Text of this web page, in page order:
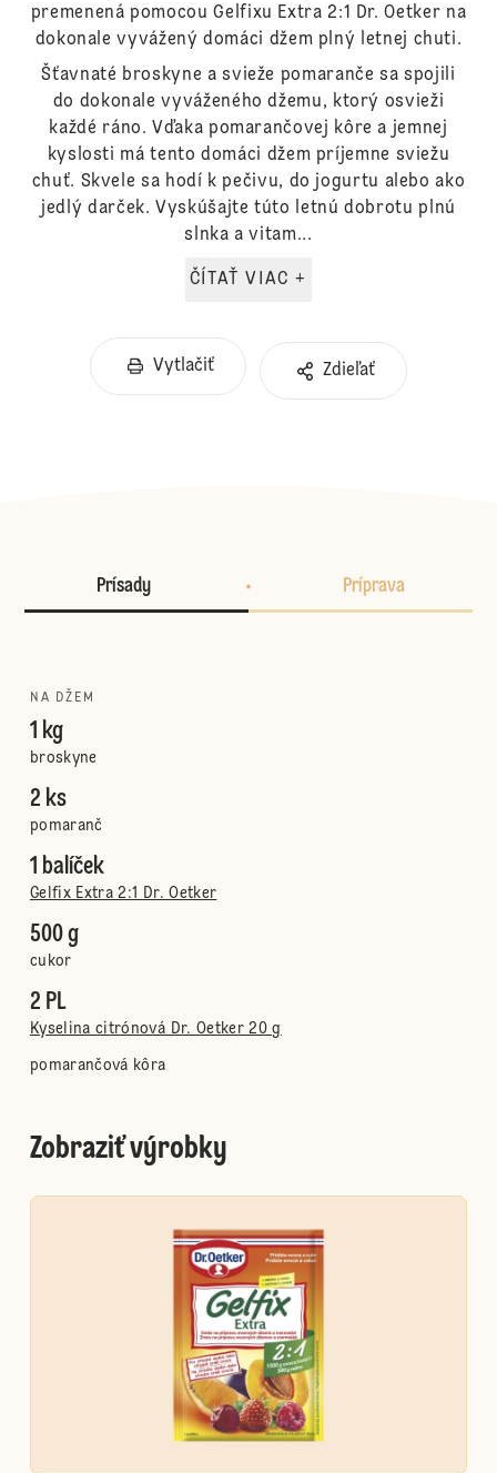
premenená pomocou Gelfixu Extra 2:1 Dr. Oetker na
dokonale vyvážený domáci džem plný letnej chuti.
Šťavnaté broskyne a svieže pomaranče sa spojili
do dokonale vyváženého džemu, ktorý osvieži
každé ráno. Vďaka pomarančovej kôre a jemnej
kyslosti má tento domáci džem príjemne sviežu
chuť. Skvele sa hodí k pečivu, do jogurtu alebo ako
jedlý darček. Vyskúšajte túto letnú dobrotu plnú
slnka a vitam...
ČÍTAŤ VIAC +
Vytlačiť Zdieľať
Prísady Príprava
NA DŽEM
1 kg
broskyne
2 ks
pomaranč
1 balíček
Gelfix Extra 2:1 Dr. Oetker
500 g
cukor
2 PL
Kyselina citrónová Dr. Oetker 20 g
pomarančová kôra
Zobraziť výrobky